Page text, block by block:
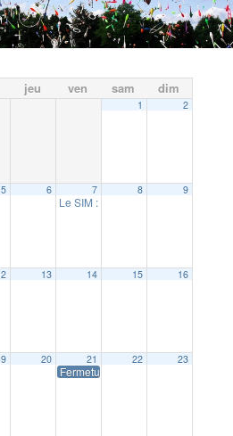
jeu ven sam dim
1 2
5 6 7
Le SIM : concert Soirée des
8 9
13 14 15 16
20 21
Fermeture de la Mairie
22 23